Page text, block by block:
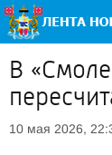
В
10 мая 2026,